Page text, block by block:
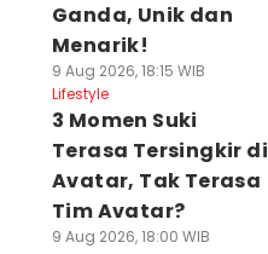
Ganda, Unik dan
Menarik!
9 Aug 2026, 18:15 WIB
Lifestyle
3 Momen Suki
Terasa Tersingkir di
Avatar, Tak Terasa
Tim Avatar?
9 Aug 2026, 18:00 WIB